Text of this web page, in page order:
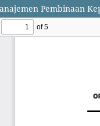
Pembinaan